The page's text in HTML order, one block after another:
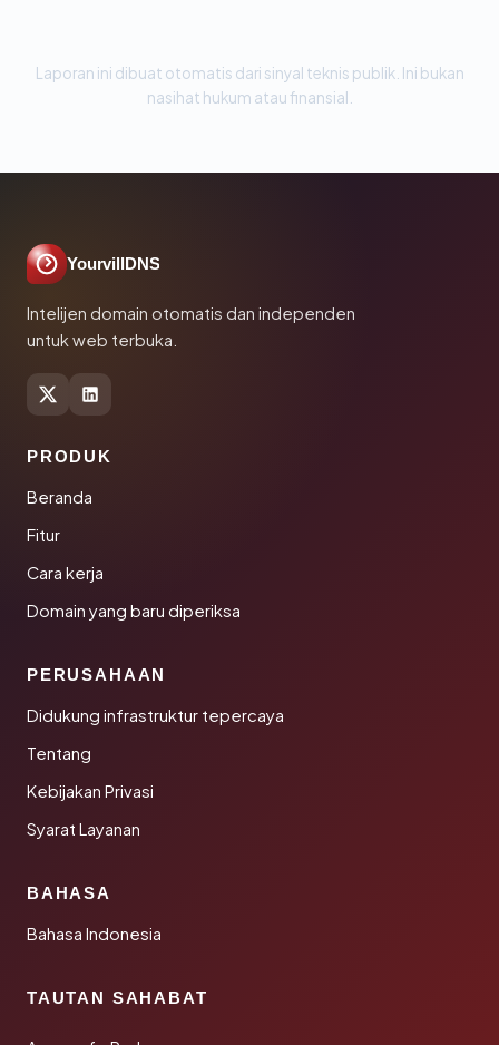
Laporan ini dibuat otomatis dari sinyal teknis publik. Ini bukan
nasihat hukum atau finansial.
YourvillDNS
Intelijen domain otomatis dan independen
untuk web terbuka.
PRODUK
Beranda
Fitur
Cara kerja
Domain yang baru diperiksa
PERUSAHAAN
Didukung infrastruktur tepercaya
Tentang
Kebijakan Privasi
Syarat Layanan
BAHASA
Bahasa Indonesia
TAUTAN SAHABAT